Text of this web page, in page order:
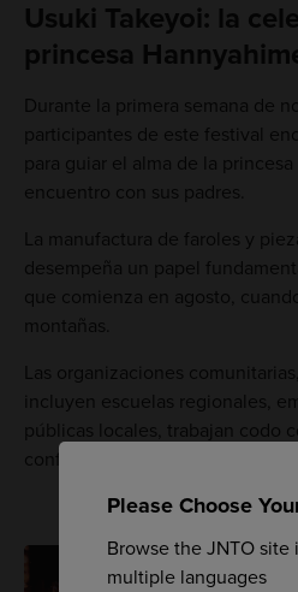
Please Choose
Browse the JNTO site
multiple languages
Usuki Takeyoi: la
princesa
Durante la primera semana de
participantes de este festival
para guiar el alma de la
encuentro con sus padres.
La manufactura de faroles y
desempeña un papel
que comienza en agosto,
montañas.
Las organizaciones
incluyen escuelas regionales,
públicas locales, trabajan codo
confeccionar estos faroles y